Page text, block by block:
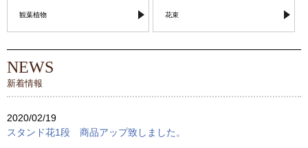
観葉植物 花束
NEWS
新着情報
2020/02/19
スタンド花1段 商品アップ致しました。